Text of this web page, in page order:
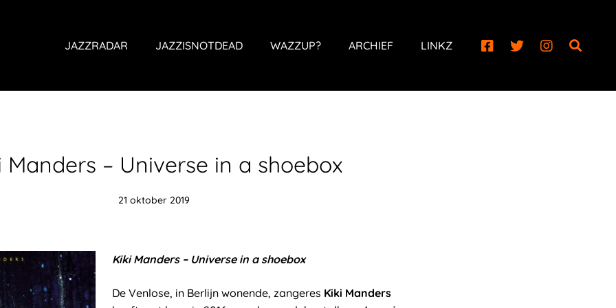
JAZZRADAR JAZZISNOTDEAD WAZZUP? ARCHIEF LINKZ
Manders – Universe in a shoebox
21 oktober 2019
Kiki Manders – Universe in a shoebox
De Venlose, in Berlijn wonende, zangeres Kiki Manders